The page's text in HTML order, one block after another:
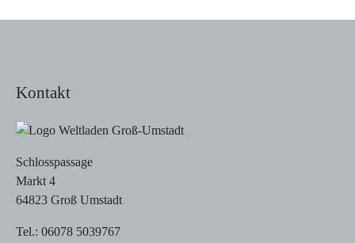
Kontakt
Schlosspassage
Markt 4
64823 Groß Umstadt
Tel.: 06078 5039767